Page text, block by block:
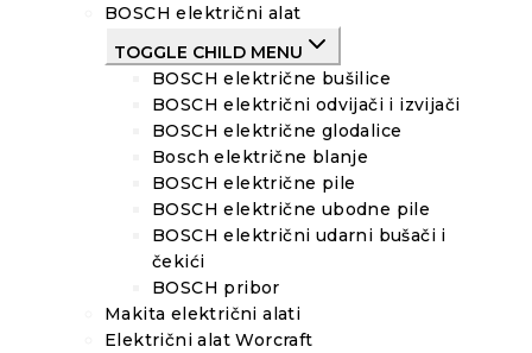
BOSCH električni alat
TOGGLE CHILD MENU
BOSCH električne bušilice
BOSCH električni odvijači i izvijači
BOSCH električne glodalice
Bosch električne blanje
BOSCH električne pile
BOSCH električne ubodne pile
BOSCH električni udarni bušači i
čekići
BOSCH pribor
Makita električni alati
Električni alat Worcraft